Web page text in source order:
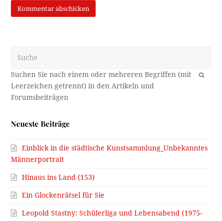
OK
Neueste Beiträge
Einblick in die städtische Kunstsammlung_Unbekanntes
Männerportrait
Hinaus ins Land (153)
Ein Glockenrätsel für Sie
Leopold Stastny: Schülerliga und Lebensabend (1975-